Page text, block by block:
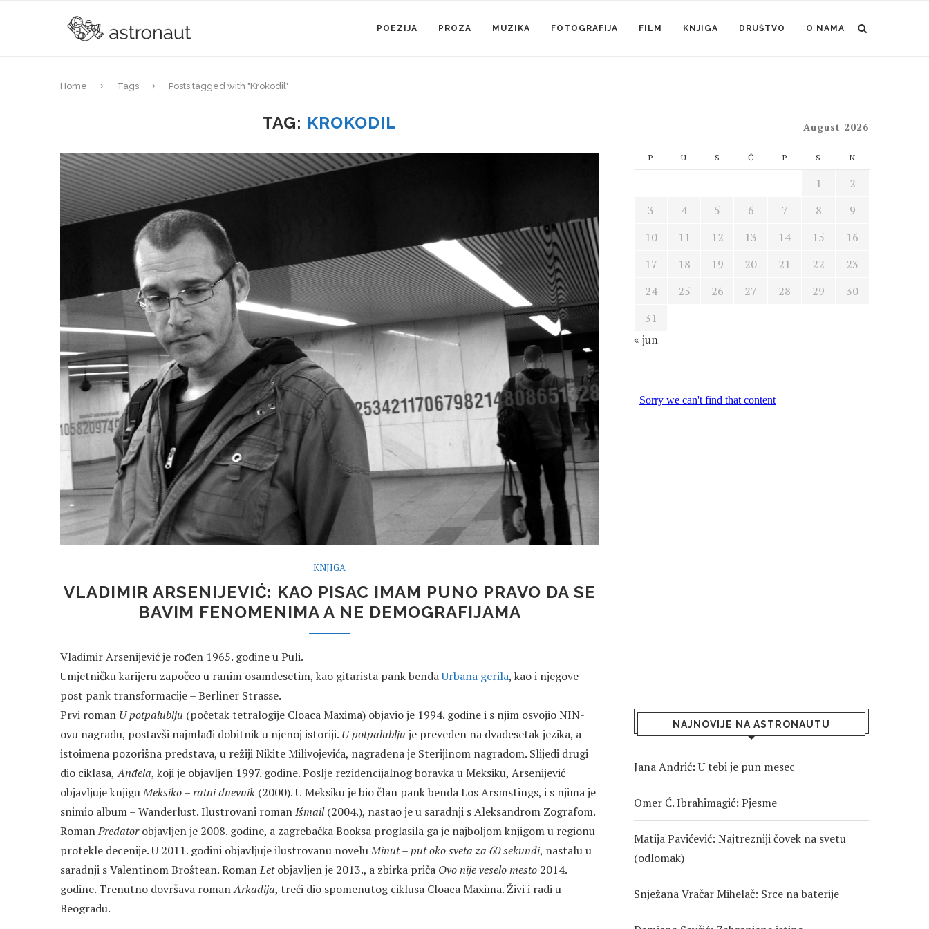
POEZIJA PROZA MUZIKA FOTOGRAFIJA FILM KNJIGA DRUŠTVO O NAMA
Home Tags Posts tagged with "Krokodil"
TAG: KROKODIL
KNJIGA
VLADIMIR ARSENIJEVIĆ: KAO PISAC IMAM PUNO PRAVO DA SE
BAVIM FENOMENIMA A NE DEMOGRAFIJAMA
Vladimir Arsenijević je rođen 1965. godine u Puli.
Umjetničku karijeru započeo u ranim osamdesetim, kao gitarista pank bendaUrbana gerila, kao i njegove
post pank transformacije – Berliner Strasse.
Prvi roman U potpalublju (početak tetralogije Cloaca Maxima) objavio je 1994. godine i s njim osvojio NIN-
ovu nagradu, postavši najmlađi dobitnik u njenoj istoriji. U potpalublju je preveden na dvadesetak jezika, a
istoimena pozorišna predstava, u režiji Nikite Milivojevića, nagrađena je Sterijinom nagradom. Slijedi drugi
dio ciklasa, Anđela, koji je objavljen 1997. godine. Poslje rezidencijalnog boravka u Meksiku, Arsenijević
objavljuje knjiguMeksiko – ratni dnevnik (2000). U Meksiku je bio član pank benda Los Arsmstings, i s njima je
snimio album – Wanderlust. Ilustrovani romanIšmail(2004.), nastao je u saradnji s Aleksandrom Zografom.
RomanPredatorobjavljen je 2008. godine, a zagrebačka Booksa proglasila ga je najboljom knjigom u regionu
protekle decenije. U 2011. godini objavljuje ilustrovanu noveluMinut – put oko sveta za 60 sekundi, nastalu u
saradnji s Valentinom Broštean. RomanLetobjavljen je 2013., a zbirka priča Ovo nije veselo mesto 2014.
godine. Trenutno dovršava romanArkadija, treći dio spomenutog ciklusa Cloaca Maxima. Živi i radi u
Beogradu.
August 2026
P U S Č P S N
1
2
3
4 5 6 7 8
9
10
11 12 13 14 15
16
17
18 19 20 21 22
23
24
25 26 27 28 29
30
31
« jun
NAJNOVIJE NA ASTRONAUTU
Jana Andrić: U tebi je pun mesec
Omer Ć. Ibrahimagić: Pjesme
Matija Pavićević: Najtrezniji čovek na svetu
(odlomak)
Snježana Vračar Mihelač: Srce na baterije